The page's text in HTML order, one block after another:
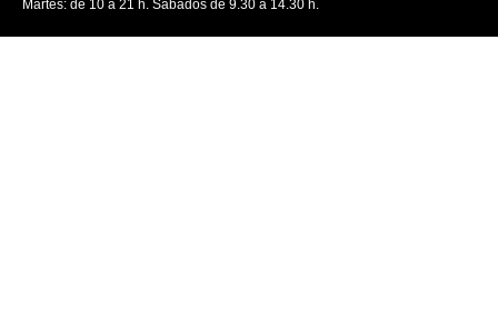
Martes: de 10 a 21 h. Sábados de 9.30 a 14.30 h.